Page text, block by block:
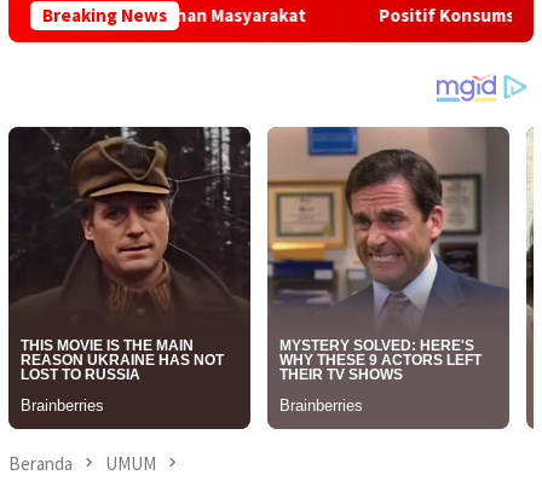
Breaking News
Kebutuhan Masyarakat Positif Konsumsi Sabu,
Beranda UMUM